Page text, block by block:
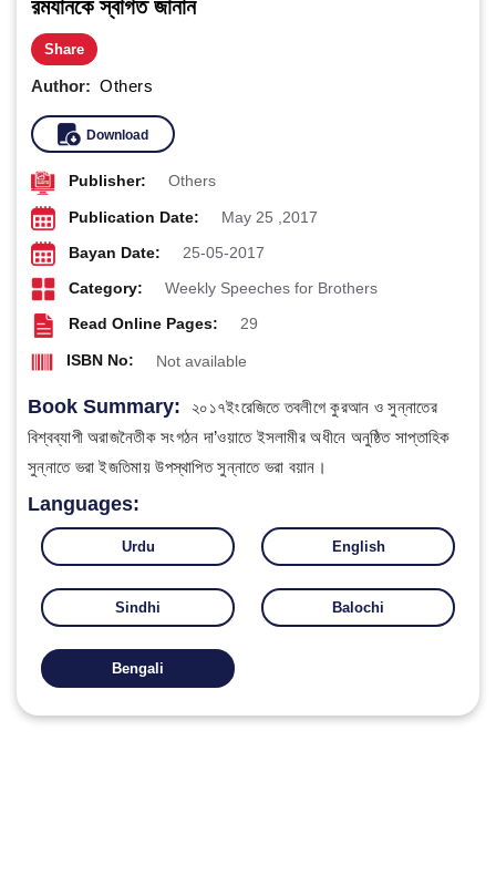
রমযানকে স্বাগত জানান
Share
Author: Others
Download
Publisher: Others
Publication Date: May 25 ,2017
Bayan Date: 25-05-2017
Category: Weekly Speeches for Brothers
Read Online Pages: 29
ISBN No: Not available
Book Summary:
২০১৭ইংরেজিতে তবলীগে কুরআন ও সুন্নাতের
বিশ্বব্যাপী অরাজনৈতীক সংগঠন দা’ওয়াতে ইসলামীর অধীনে অনুষ্ঠিত সাপ্তাহিক
সুন্নাতে ভরা ইজতিমায় উপস্থাপিত সুন্নাতে ভরা বয়ান।
Languages:
Urdu English
Sindhi Balochi
Bengali